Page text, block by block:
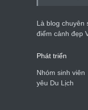
Là blog chuyên
điểm cảnh đẹp
Phát triển
Nhóm sinh viên
yêu Du Lịch